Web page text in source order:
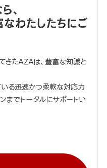
、
わたしたちにご
きたAZAは、豊富な知識と
る迅速かつ柔軟な対応力
までトータルにサポートい